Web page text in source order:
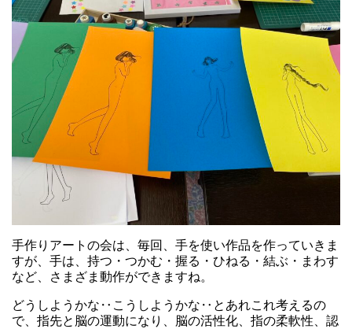
手作りアートの会は、毎回、手を使い作品を作っていきま
すが、手は、持つ・つかむ・握る・ひねる・結ぶ・まわす
など、さまざま動作ができますね。
どうしようかな‥こうしようかな‥とあれこれ考えるの
で、指先と脳の運動になり、脳の活性化、指の柔軟性、認